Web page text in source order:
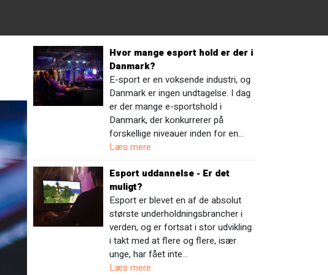
Hvor mange esport hold er der i
Danmark?
E-sport er en voksende industri, og
Danmark er ingen undtagelse. I dag
er der mange e-sportshold i
Danmark, der konkurrerer på
forskellige niveauer inden for en…
Læs mere
Esport uddannelse - Er det
muligt?
Esport er blevet en af de absolut
største underholdningsbrancher i
verden, og er fortsat i stor udvikling
i takt med at flere og flere, især
unge, har fået inte…
Læs mere